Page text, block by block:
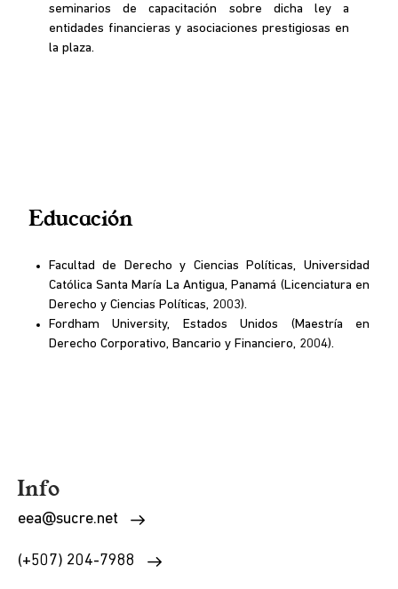
seminarios de capacitación sobre dicha ley a
entidades financieras y asociaciones prestigiosas en
la plaza.
Educación
Facultad de Derecho y Ciencias Políticas, Universidad
Católica Santa María La Antigua, Panamá (Licenciatura en
Derecho y Ciencias Políticas, 2003).
Fordham University, Estados Unidos (Maestría en
Derecho Corporativo, Bancario y Financiero, 2004).
Info
eea@sucre.net
(+507) 204-7988